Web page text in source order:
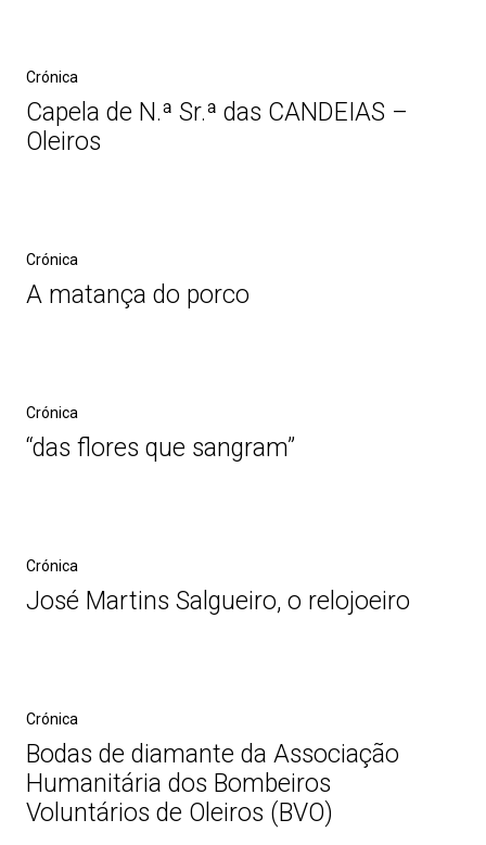
Crónica
Capela de N.ª Sr.ª das CANDEIAS –
Oleiros
Crónica
A matança do porco
Crónica
“das flores que sangram”
Crónica
José Martins Salgueiro, o relojoeiro
Crónica
Bodas de diamante da Associação
Humanitária dos Bombeiros
Voluntários de Oleiros (BVO)